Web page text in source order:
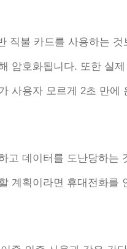
직불 카드를 사용하는
암호화됩니다. 또한 실
사용자 모르게 2초 만에
고 데이터를 도난당하는
계획이라면 휴대전화를